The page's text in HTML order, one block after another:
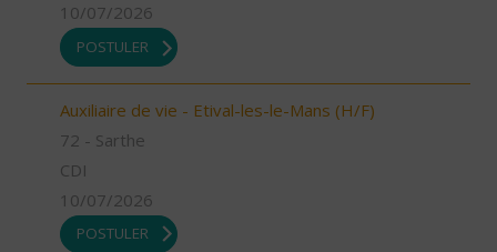
10/07/2026
POSTULER
Auxiliaire de vie - Etival-les-le-Mans (H/F)
72 - Sarthe
CDI
10/07/2026
POSTULER